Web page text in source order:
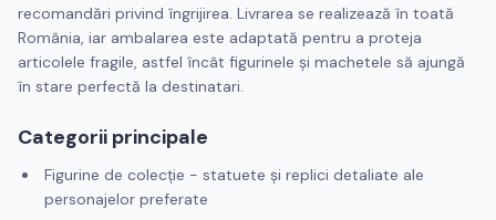
recomandări privind îngrijirea. Livrarea se realizează în toată
România, iar ambalarea este adaptată pentru a proteja
articolele fragile, astfel încât figurinele și machetele să ajungă
în stare perfectă la destinatari.
Categorii principale
Figurine de colecție - statuete și replici detaliate ale
personajelor preferate